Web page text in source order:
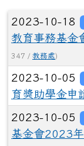
文章列表
2023-10-18
教育事務基金
347 / 教務處)
2023-10-05
育獎助學金申
2023-10-05
基金會2023